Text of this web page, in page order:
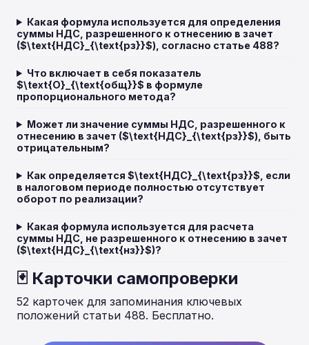
Какая формула используется для определения
суммы НДС, разрешенного к отнесению в зачет
($\text{НДС}_{\text{рз}}$), согласно статье 488?
Что включает в себя показатель
$\text{О}_{\text{общ}}$ в формуле
пропорционального метода?
Может ли значение суммы НДС, разрешенного к
отнесению в зачет ($\text{НДС}_{\text{рз}}$), быть
отрицательным?
Как определяется $\text{НДС}_{\text{рз}}$, если
в налоговом периоде полностью отсутствует
оборот по реализации?
Какая формула используется для расчета
суммы НДС, не разрешенного к отнесению в зачет
($\text{НДС}_{\text{нз}}$)?
🃏 Карточки самопроверки
52 карточек для запоминания ключевых
положений статьи 488. Бесплатно.